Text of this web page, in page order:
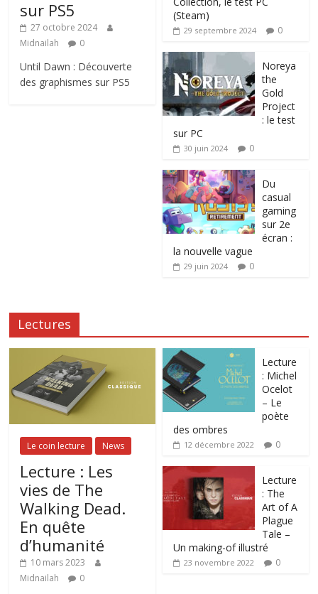
sur PS5
27 octobre 2024
Midnailah
0
Until Dawn : Découverte
des graphismes sur PS5
(Steam)
29 septembre 2024 0
Noreya
the
Gold
Project
: le test
sur PC
30 juin 2024 0
Du
casual
gaming
sur 2e
écran :
la nouvelle vague
29 juin 2024 0
Lectures
Le coin lecture News
Lecture : Les
vies de The
Walking Dead.
En quête
d’humanité
10 mars 2023
Midnailah
0
Lecture
: Michel
Ocelot
– Le
poète
des ombres
12 décembre 2022 0
Lecture
: The
Art of A
Plague
Tale –
Un making-of illustré
23 novembre 2022 0